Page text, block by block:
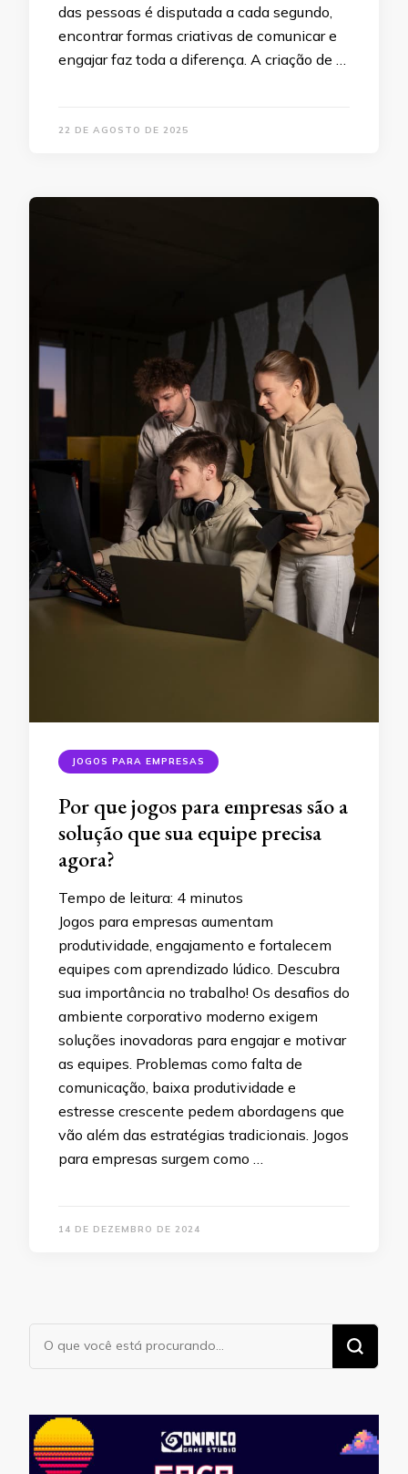
das pessoas é disputada a cada segundo,
encontrar formas criativas de comunicar e
engajar faz toda a diferença. A criação de …
22 DE AGOSTO DE 2025
JOGOS PARA EMPRESAS
Por que jogos para empresas são a
solução que sua equipe precisa
agora?
Tempo de leitura: 4 minutos
Jogos para empresas aumentam
produtividade, engajamento e fortalecem
equipes com aprendizado lúdico. Descubra
sua importância no trabalho! Os desafios do
ambiente corporativo moderno exigem
soluções inovadoras para engajar e motivar
as equipes. Problemas como falta de
comunicação, baixa produtividade e
estresse crescente pedem abordagens que
vão além das estratégias tradicionais. Jogos
para empresas surgem como …
14 DE DEZEMBRO DE 2024